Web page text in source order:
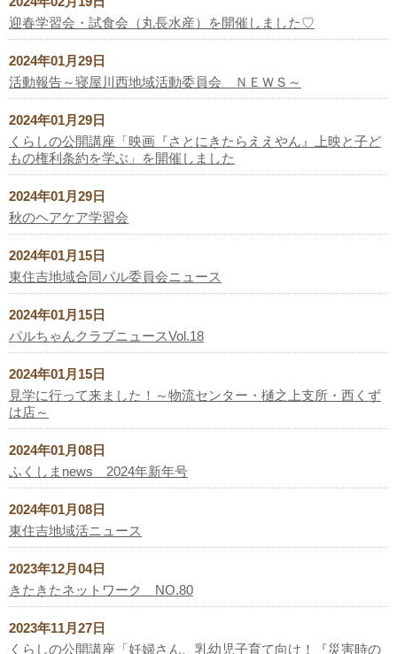
迎春学習会・試食会（丸長水産）を開催しました♡
2024年01月29日
活動報告～寝屋川西地域活動委員会 ＮＥＷＳ～
2024年01月29日
くらしの公開講座「映画『さとにきたらええやん』上映と子ど
もの権利条約を学ぶ」を開催しました
2024年01月29日
秋のヘアケア学習会
2024年01月15日
東住吉地域合同パル委員会ニュース
2024年01月15日
パルちゃんクラブニュースVol.18
2024年01月15日
見学に行って来ました！～物流センター・樋之上支所・西くず
は店～
2024年01月08日
ふくしまnews 2024年新年号
2024年01月08日
東住吉地域活ニュース
2023年12月04日
きたきたネットワーク NO.80
2023年11月27日
くらしの公開講座「妊婦さん、乳幼児子育て向け！『災害時の